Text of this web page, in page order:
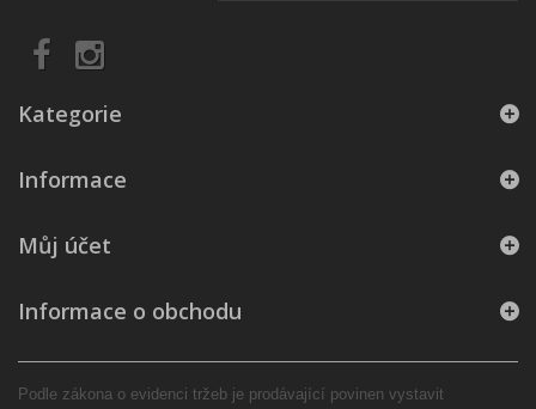
Kategorie
Informace
Můj účet
Informace o obchodu
Podle zákona o evidenci tržeb je prodávající povinen vystavit